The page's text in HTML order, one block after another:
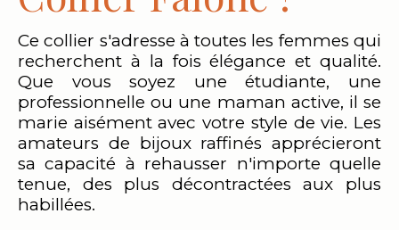
Ce collier s'adresse à toutes les femmes qui
recherchent à la fois élégance et qualité.
Que vous soyez une étudiante, une
professionnelle ou une maman active, il se
marie aisément avec votre style de vie. Les
amateurs de bijoux raffinés apprécieront
sa capacité à rehausser n'importe quelle
tenue, des plus décontractées aux plus
habillées.